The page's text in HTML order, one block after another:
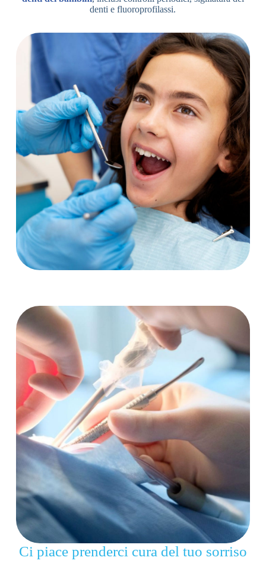
denti e fluoroprofilassi.
Ci piace prenderci cura del tuo sorriso